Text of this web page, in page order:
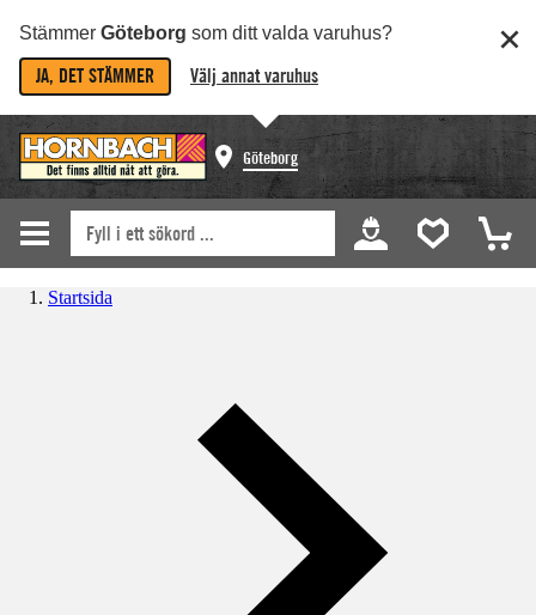
Stämmer Göteborg som ditt valda varuhus?
JA, DET STÄMMER Välj annat varuhus
Göteborg
Startsida